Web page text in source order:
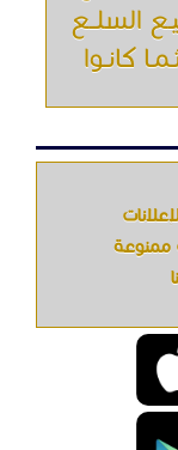
السلــع
كانـوا
ممنوعة